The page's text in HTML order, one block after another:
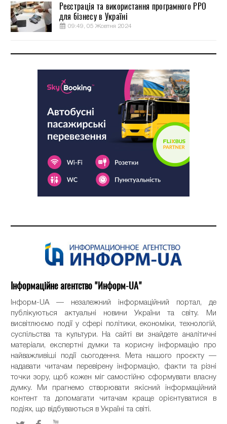
Реєстрація та використання програмного РРО
для бізнесу в Україні
09:49, 05 Жовтня 2024
Інформаційне агентство "Информ-UA"
Інформ-UA — незалежний інформаційний портал, де
публікуються актуальні новини України та світу. Ми
висвітлюємо події у сфері політики, економіки, технологій,
суспільства та культури. На сайті ви знайдете аналітичні
матеріали, експертні думки та корисну інформацію про
найважливіші події сьогодення. Мета нашого проєкту —
надавати читачам перевірену інформацію, факти та різні
точки зору, щоб кожен міг самостійно сформувати власну
думку. Ми прагнемо створювати якісний інформаційний
контент та допомагати читачам краще орієнтуватися в
подіях, що відбуваються в Україні та світі.